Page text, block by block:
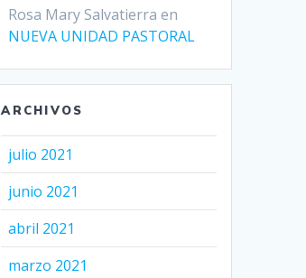
Rosa Mary Salvatierra en
NUEVA UNIDAD PASTORAL
ARCHIVOS
julio 2021
junio 2021
abril 2021
marzo 2021